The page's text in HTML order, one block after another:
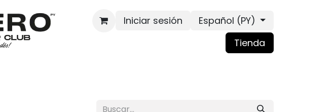
Iniciar sesión
Español (PY)
Tienda